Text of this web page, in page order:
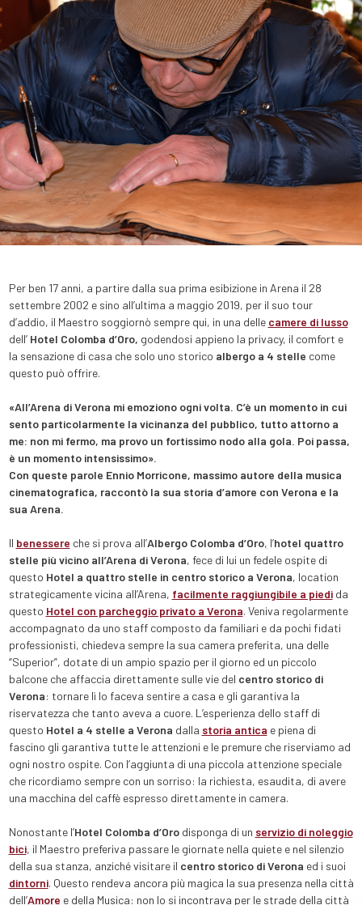
Per ben 17 anni, a partire dalla sua prima esibizione in Arena il 28
settembre 2002 e sino all’ultima a maggio 2019, per il suo tour
d’addio, il Maestro soggiornò sempre qui, in una delle camere di lusso
dell’ Hotel Colomba d’Oro, godendosi appieno la privacy, il comfort e
la sensazione di casa che solo uno storico albergo a 4 stelle come
questo può offrire.
«All’Arena di Verona mi emoziono ogni volta. C’è un momento in cui
sento particolarmente la vicinanza del pubblico, tutto attorno a
me: non mi fermo, ma provo un fortissimo nodo alla gola. Poi passa,
è un momento intensissimo».
Con queste parole Ennio Morricone, massimo autore della musica
cinematografica, raccontò la sua storia d’amore con Verona e la
sua Arena.
Il benessere che si prova all’Albergo Colomba d’Oro, l’hotel quattro
stelle più vicino all’Arena di Verona, fece di lui un fedele ospite di
questo Hotel a quattro stelle in centro storico a Verona, location
strategicamente vicina all’Arena, facilmente raggiungibile a piedida
questo Hotel con parcheggio privato a Verona. Veniva regolarmente
accompagnato da uno staff composto da familiari e da pochi fidati
professionisti, chiedeva sempre la sua camera preferita, una delle
“Superior”, dotate di un ampio spazio per il giorno ed un piccolo
balcone che affaccia direttamente sulle vie del centro storico di
Verona: tornare lì lo faceva sentire a casa e gli garantiva la
riservatezza che tanto aveva a cuore. L’esperienza dello staff di
questo Hotel a 4 stelle a Verona dalla storia antica e piena di
fascino gli garantiva tutte le attenzioni e le premure che riserviamo ad
ogni nostro ospite. Con l’aggiunta di una piccola attenzione speciale
che ricordiamo sempre con un sorriso: la richiesta, esaudita, di avere
una macchina del caffè espresso direttamente in camera.
Nonostante l’Hotel Colomba d’Orodisponga di un servizio di noleggio
bici, il Maestro preferiva passare le giornate nella quiete e nel silenzio
della sua stanza, anziché visitare il centro storico di Verona ed i suoi
dintorni. Questo rendeva ancora più magica la sua presenza nella città
dell’Amore e della Musica: non lo si incontrava per le strade della città